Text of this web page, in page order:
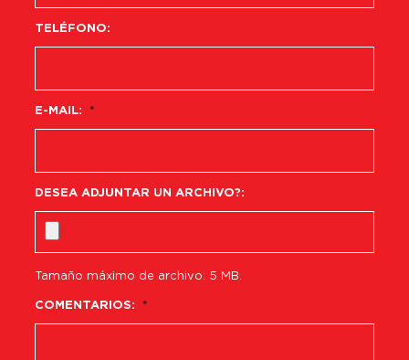
TELÉFONO:
E-MAIL: *
DESEA ADJUNTAR UN ARCHIVO?:
Tamaño máximo de archivo: 5 MB.
COMENTARIOS: *